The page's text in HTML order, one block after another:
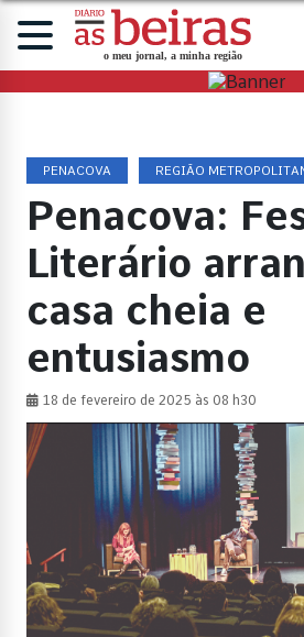
PENACOVA REGIÃO
Penacova:
Literário
casa cheia e
entusiasmo
18 de fevereiro de 2025 às 08 h30